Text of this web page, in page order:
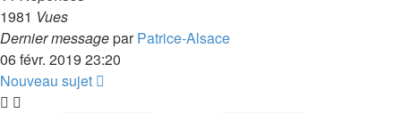
1981 Vues
Dernier messageparPatrice-Alsace
06 févr. 2019 23:20
Nouveau sujet